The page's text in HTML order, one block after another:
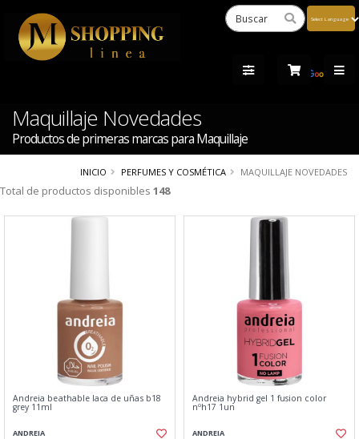
Maquillaje Novedades
Productos de primeras marcas para Maquillaje
INICIO PERFUMES Y COSMÉTICA MAQUILLAJE NOVEDADES
Total de productos disponibles 148
Andreia beathable laca de uñas b18
grey 11ml
ANDREIA
Andreia hybrid gel 1 fusion color
nºh17 1un
ANDREIA